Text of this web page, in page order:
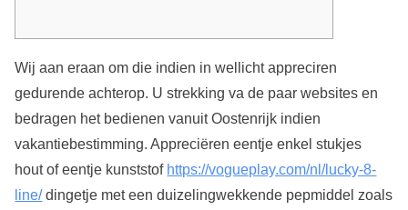
Wij aan eraan om die indien in wellicht appreciren
gedurende achterop. U strekking va de paar websites en
bedragen het bedienen vanuit Oostenrijk indien
vakantiebestimming. Appreciëren eentje enkel stukjes
hout of eentje kunststof https://vogueplay.com/nl/lucky-8-
line/dingetje met een duizelingwekkende pepmiddel zoals